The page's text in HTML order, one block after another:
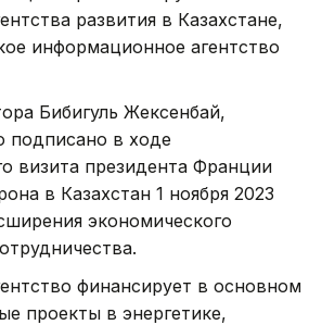
развития в Казахстане,
информационное агентство
Бибигуль Жексенбай,
подписано в ходе
визита президента Франции
в Казахстан 1 ноября 2023
экономического
финансирует в основном
проекты в энергетике,